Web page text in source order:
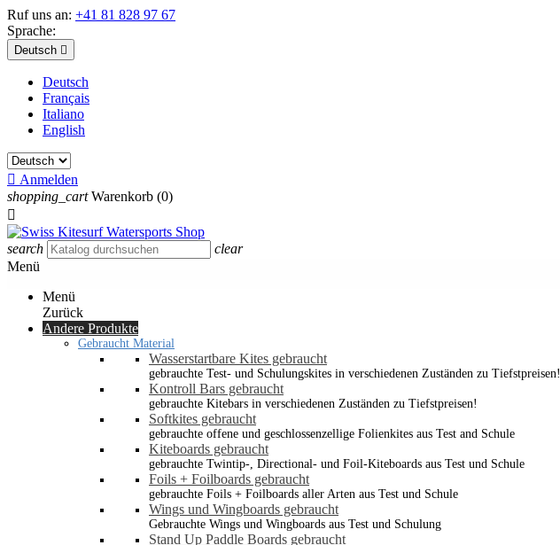
Ruf uns an: +41 81 828 97 67
Sprache:
Deutsch 
Deutsch
Français
Italiano
English
 Anmelden
shopping_cart Warenkorb (0)

search
clear
Menü
Menü
Zurück
Andere Produkte
Gebraucht Material
Wasserstartbare Kites gebraucht
gebrauchte Test- und Schulungskites in verschiedenen Zuständen zu Tiefstpreisen!
Kontroll Bars gebraucht
gebrauchte Kitebars in verschiedenen Zuständen zu Tiefstpreisen!
Softkites gebraucht
gebrauchte offene und geschlossenzellige Folienkites aus Test and Schule
Kiteboards gebraucht
gebrauchte Twintip-, Directional- und Foil-Kiteboards aus Test und Schule
Foils + Foilboards gebraucht
gebrauchte Foils + Foilboards aller Arten aus Test und Schule
Wings und Wingboards gebraucht
Gebrauchte Wings und Wingboards aus Test und Schulung
Stand Up Paddle Boards gebraucht